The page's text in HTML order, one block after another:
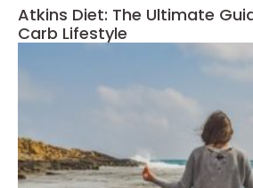
Atkins Diet: The Ultimate
Carb Lifestyle